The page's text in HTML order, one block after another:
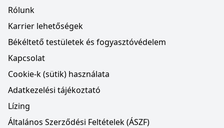
Rólunk
Karrier lehetőségek
Békéltető testületek és fogyasztóvédelem
Kapcsolat
Cookie-k (sütik) használata
Adatkezelési tájékoztató
Lízing
Általános Szerződési Feltételek (ÁSZF)